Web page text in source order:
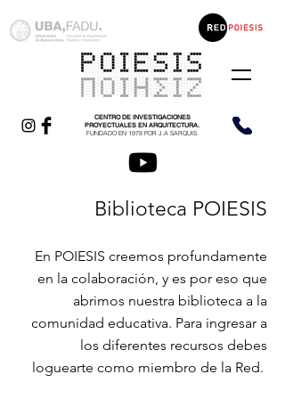
CENTRO DE INVESTIGACIONES
PROYECTUALES EN ARQUITECTURA.
FUNDADO EN 1978 POR J.A SARQUIS.
Biblioteca POIESIS
En POIESIS creemos profundamente
en la colaboración, y es por eso que
abrimos nuestra biblioteca a la
comunidad educativa. Para ingresar a
los diferentes recursos debes
loguearte como miembro de la Red.